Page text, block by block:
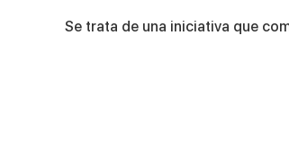
seconds
of
Se trata de una iniciativa que